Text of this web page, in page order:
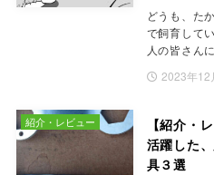
どうも、た
で飼育して
人の皆さん
2023年12
【紹介・
活躍した
具３選
紹介・レビュー